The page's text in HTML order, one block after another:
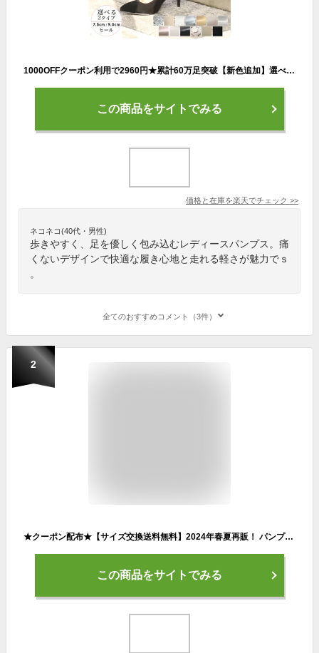
1000OFFクーポン利用で2960円★累計60万足突破【新色追加】選べるヒール2タイプ 低反発【宅配便無料】レディース パンプス 痛くない 歩きやすい 走れる レッドソール ブラックソール 卒業式 卒園式 入学式 入園式 結婚式 / 走れるパンプス
この商品をサイトでみる
価格と在庫を楽天でチェック >>
ネコネコ(40代・男性)
歩きやすく、足を優しく包み込むレディースパンプス。痛
くないデザインで快適な履き心地と走れる軽さが魅力でｓ
。
全てのおすすめコメント（3件）
2
★クーポン配布★【サイズ交換送料無料】2024年春夏再販！ パンプス 歩きやすい 痛くない 疲れない 走れる ポインテッドトゥ パンプス 3センチヒール ローヒール 通勤 ブラック ベージュ 22.0 25.0 オフィス 小さいサイズ 大きいサイズ ルリアンプラス CX2413SS
この商品をサイトでみる